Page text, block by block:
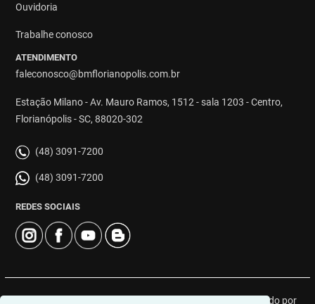
Ouvidoria
Trabalhe conosco
ATENDIMENTO
faleconosco@bmflorianopolis.com.br
Estação Milano - Av. Mauro Ramos, 1512 - sala 1203 - Centro,
Florianópolis - SC, 88020-302
(48) 3091-7200
(48) 3091-7200
REDES SOCIAIS
© 2026 | BM Class Florianópolis | CRECI: 4919J | Desenvolvido por